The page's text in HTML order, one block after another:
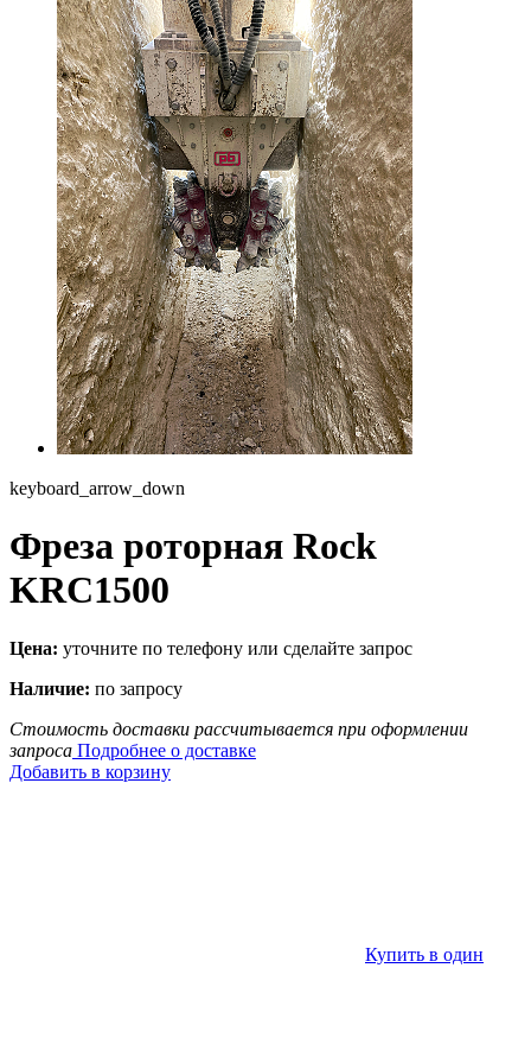
keyboard_arrow_down
Фреза роторная Rock
KRC1500
Цена: уточните по телефону или сделайте запрос
Наличие: по запросу
Стоимость доставки рассчитывается при оформлении
запроса Подробнее о доставке
Добавить в корзину
Купить в один